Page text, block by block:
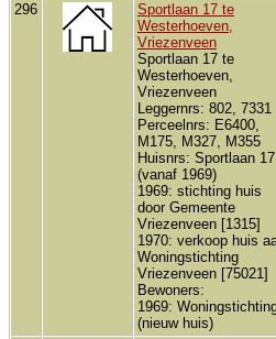
296
Sportlaan 17 te
Westerhoeven,
Vriezenveen
Sportlaan 17 te
Westerhoeven,
Vriezenveen
Leggernrs: 802, 7331
Perceelnrs: E6400,
M175, M327, M355
Huisnrs: Sportlaan 17
(vanaf 1969)
1969: stichting huis
door Gemeente
Vriezenveen [1315]
1970: verkoop huis
Woningstichting
Vriezenveen [75021]
Bewoners:
1969:
(nieuw huis)